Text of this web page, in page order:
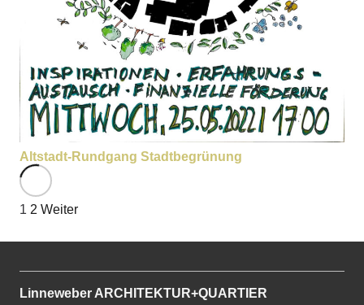
Altstadt-Rundgang Stadtbegrünung
1 2 Weiter
Linneweber ARCHITEKTUR+QUARTIER